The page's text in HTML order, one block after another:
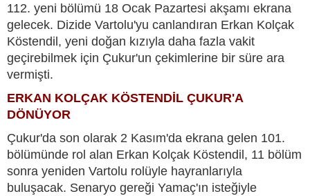
112. yeni bölümü 18 Ocak Pazartesi akşamı ekrana
gelecek. Dizide Vartolu'yu canlandıran Erkan Kolçak
Köstendil, yeni doğan kızıyla daha fazla vakit
geçirebilmek için Çukur'un çekimlerine bir süre ara
vermişti.
ERKAN KOLÇAK KÖSTENDİL ÇUKUR'A
DÖNÜYOR
Çukur'da son olarak 2 Kasım'da ekrana gelen 101.
bölümünde rol alan Erkan Kolçak Köstendil, 11 bölüm
sonra yeniden Vartolu rolüyle hayranlarıyla
buluşacak. Senaryo gereği Yamaç'ın isteğiyle